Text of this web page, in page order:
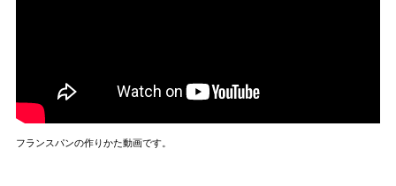
フランスパンの作りかた動画です。